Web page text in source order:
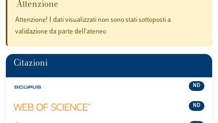
Attenzione
Attenzione! I dati visualizzati non sono stati sottoposti a
validazione da parte dell'ateneo
Citazioni
ND
ND